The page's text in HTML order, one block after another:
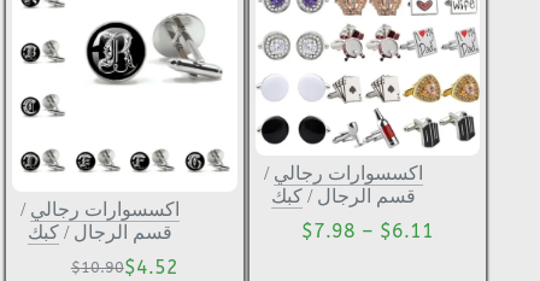
اكسسوارات رجالي /
قسم الرجال /كبك
$6.11
–
$7.98
اكسسوارات رجالي /
قسم الرجال / كبك
$10.90$4.52